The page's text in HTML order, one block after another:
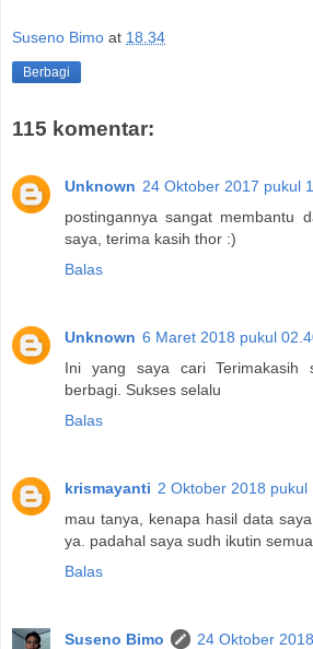
Suseno Bimo at 18.34
Berbagi
115 komentar:
Unknown 24 Oktober 2017 pukul
postingannya sangat membantu
saya, terima kasih thor :)
Balas
Unknown 6 Maret 2018 pukul
Ini yang saya cari Terimakasih
berbagi. Sukses selalu
Balas
krismayanti 2 Oktober 2018 pukul
mau tanya, kenapa hasil data
ya. padahal saya sudh ikutin
Balas
Suseno Bimo
24 Oktober